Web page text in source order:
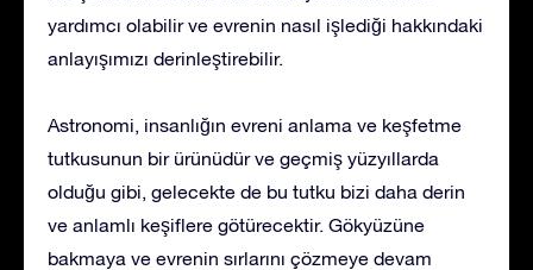
yardımcı olabilir ve evrenin nasıl işlediği hakkındaki
anlayışımızı derinleştirebilir.
Astronomi, insanlığın evreni anlama ve keşfetme
tutkusunun bir ürünüdür ve geçmiş yüzyıllarda
olduğu gibi, gelecekte de bu tutku bizi daha derin
ve anlamlı keşiflere götürecektir. Gökyüzüne
bakmaya ve evrenin sırlarını çözmeye devam